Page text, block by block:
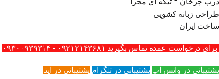
درب چرخان ۳ تیکه ای مجزا
طراحی زبانه کشویی
ساخت ایران
برای درخواست عمده تماس بگیرید ۰۹۲۱۲۱۴۳۶۸۱ - ۰۹۳۰۰۹۳۹۳۱۴
پشتیبانی در واتس اپ پشتیبانی در تلگرام پشتیبانی در ایتا